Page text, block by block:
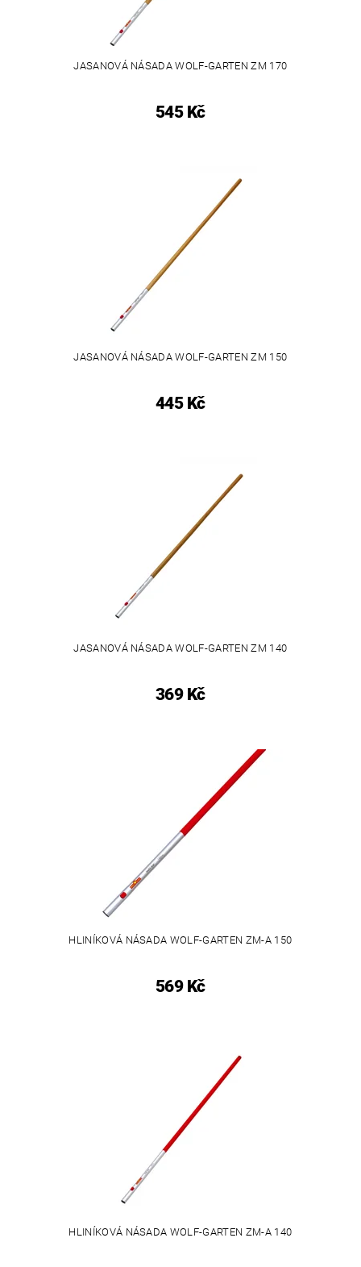
JASANOVÁ NÁSADA WOLF-GARTEN ZM 170
545 Kč
JASANOVÁ NÁSADA WOLF-GARTEN ZM 150
445 Kč
JASANOVÁ NÁSADA WOLF-GARTEN ZM 140
369 Kč
HLINÍKOVÁ NÁSADA WOLF-GARTEN ZM-A 150
569 Kč
HLINÍKOVÁ NÁSADA WOLF-GARTEN ZM-A 140